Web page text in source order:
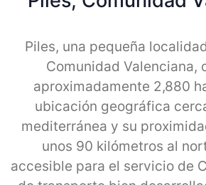
Piles, una pequeña
Comunidad Valenciana,
aproximadamente 2,880
ubicación geográfica
mediterránea y su
unos 90 kilómetros al
accesible para el servicio de